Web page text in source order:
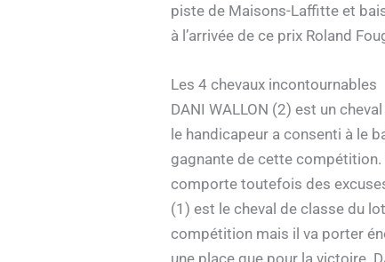
piste de Maisons-Laffitte et
à l’arrivée de ce prix Roland
Les 4 chevaux incontournables
DANI WALLON (2) est un
le handicapeur a consenti à le
gagnante de cette compétition.
comporte toutefois des
(1) est le cheval de classe du
compétition mais il va porter
une place que pour la victoire.